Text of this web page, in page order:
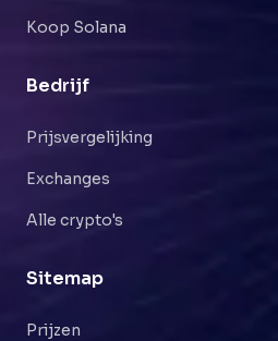
Koop Solana
Bedrijf
Prijsvergelijking
Exchanges
Alle crypto's
Sitemap
Prijzen